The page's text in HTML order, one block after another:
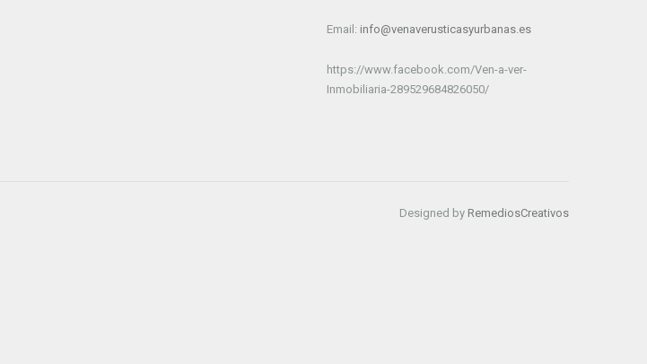
Email: info@venaverusticasyurbanas.es
https://www.facebook.com/Ven-a-ver-
Inmobiliaria-289529684826050/
Designed by RemediosCreativos